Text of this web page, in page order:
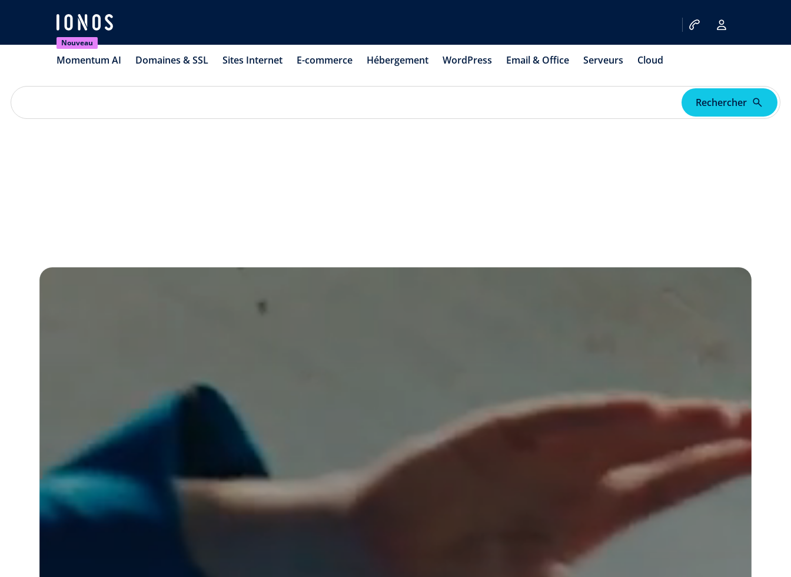
Nouveau
Momentum AI Domaines & SSL Sites Internet E-commerce Hébergement WordPress Email & Office Serveurs Cloud
Rechercher